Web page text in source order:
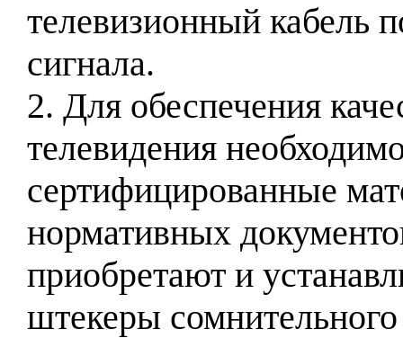
телевизионный кабель
сигнала.
2. Для обеспечения
телевидения
сертифицированные
нормативных
приобретают и
штекеры сомнительного